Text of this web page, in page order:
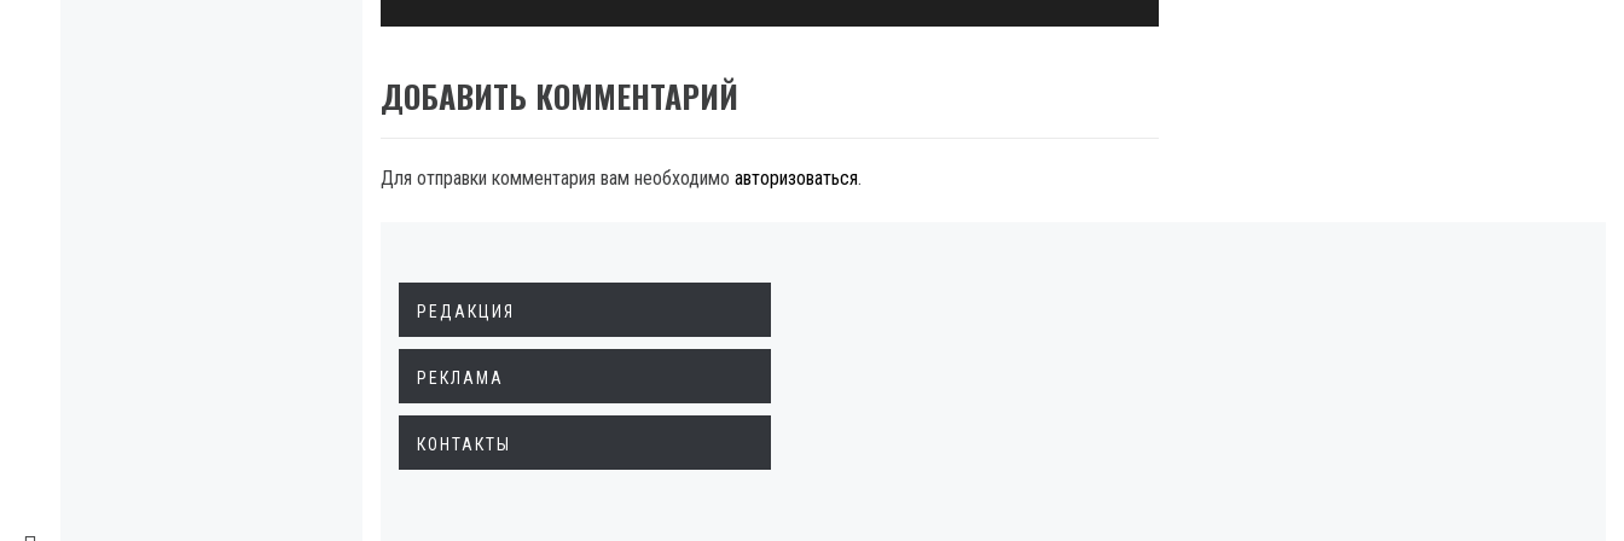
ДОБАВИТЬ КОММЕНТАРИЙ
Для отправки комментария вам необходимо авторизоваться.
РЕДАКЦИЯ
РЕКЛАМА
КОНТАКТЫ